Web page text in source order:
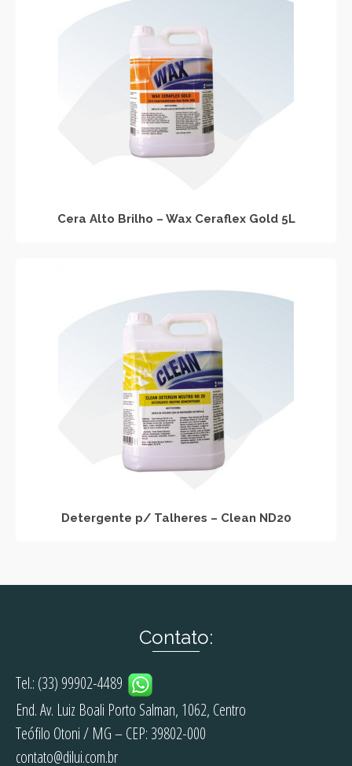
Cera Alto Brilho – Wax Ceraflex Gold 5L
Detergente p/ Talheres – Clean ND20
Contato:
Tel.: (33) 99902-4489
End. Av. Luiz Boali Porto Salman, 1062, Centro
Teófilo Otoni / MG – CEP: 39802-000
contato@dilui.com.br